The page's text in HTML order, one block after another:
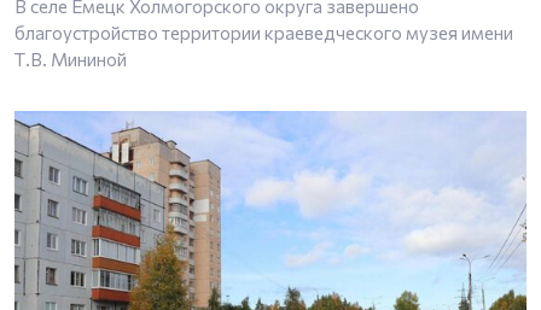
В селе Емецк Холмогорского округа завершено
благоустройство территории краеведческого музея имени
Т.В. Мининой